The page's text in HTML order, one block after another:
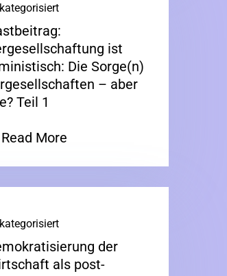
ist
Die Sorge(n)
– aber
Teil 1
Read More
der
als post-